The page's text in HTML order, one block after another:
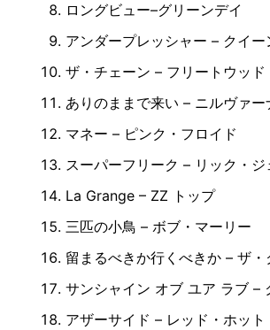
ロングビュー–グリーンデイ
アンダープレッシャー – クイー
ザ・チェーン – フリートウッド
ありのままで来い – ニルヴァー
マネー – ピンク・フロイド
スーパーフリーク – リック・ジ
La Grange – ZZ トップ
三匹の小鳥 – ボブ・マーリー
留まるべきか行くべきか – ザ・
サンシャイン オブ ユア ラブ –
アザーサイド – レッド・ホッ